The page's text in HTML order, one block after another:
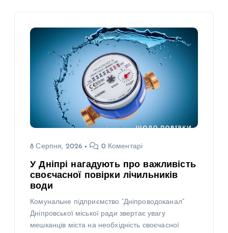
8 Серпня, 2026 0 Коментарі
У Дніпрі нагадують про важливість
своєчасної повірки лічильників
води
Комунальне підприємство “Дніпроводоканал”
Дніпровської міської ради звертає увагу
мешканців міста на необхідність своєчасної